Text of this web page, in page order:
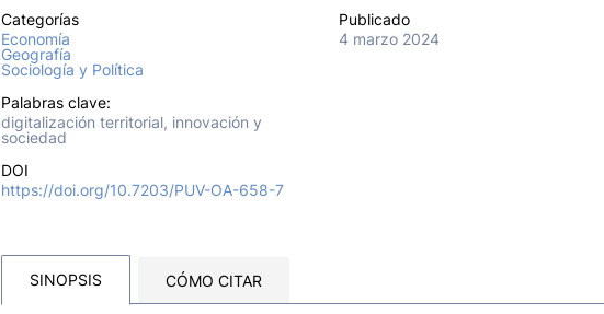
Categorías
Economía
Geografía
Sociología y Política
Palabras clave:
digitalización territorial, innovación y
sociedad
DOI
https://doi.org/10.7203/PUV-OA-658-7
Publicado
4 marzo 2024
SINOPSIS CÓMO CITAR